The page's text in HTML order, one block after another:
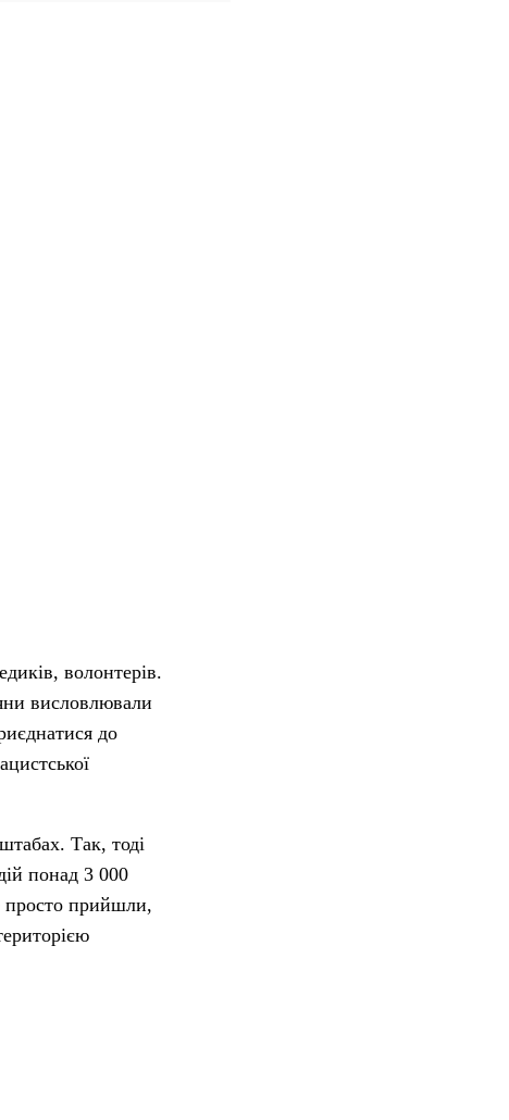
волонтерів.
висловлювали
до
Так, тоді
понад 3 000
просто прийшли,